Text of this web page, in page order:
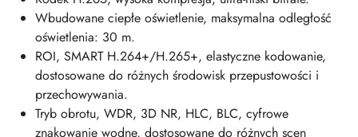
Wbudowane ciepłe oświetlenie, maksymalna odległość
oświetlenia: 30 m.
ROI, SMART H.264+/H.265+, elastyczne kodowanie,
dostosowane do różnych środowisk przepustowości i
przechowywania.
Tryb obrotu, WDR, 3D NR, HLC, BLC, cyfrowe
znakowanie wodne, dostosowane do różnych scen